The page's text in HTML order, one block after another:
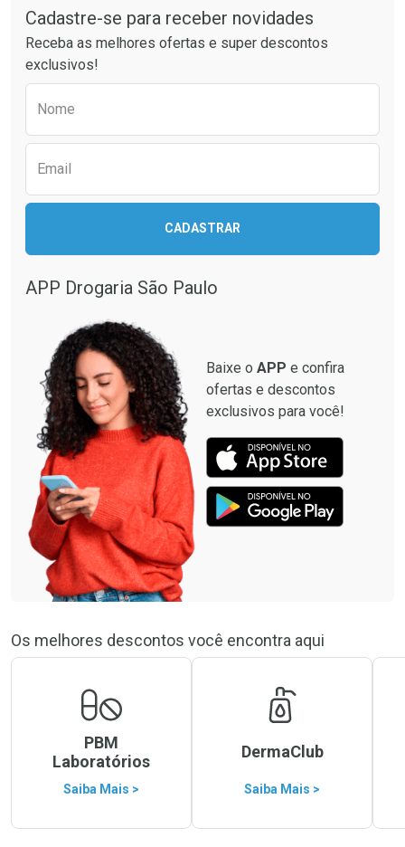
Ativar Desconto
Comprar sem Desconto
Comprar sem Desconto
Por R$ 74,24/cada
Ativar Desconto
Comprar sem Desconto
Comprar sem Desconto
Cadastre-se para receber novidades
Receba as melhores ofertas e super descontos
exclusivos!
Nome
Email
CADASTRAR
APP Drogaria São Paulo
Baixe o APP e confira
ofertas e descontos
exclusivos para você!
Os melhores descontos você encontra aqui
PBM
Laboratórios
Saiba Mais >
DermaClub
Saiba Mais >